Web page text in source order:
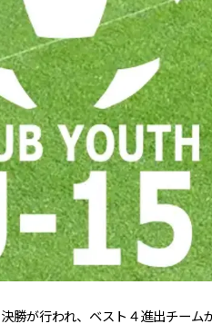
が行われ、ベスト４進出チーム